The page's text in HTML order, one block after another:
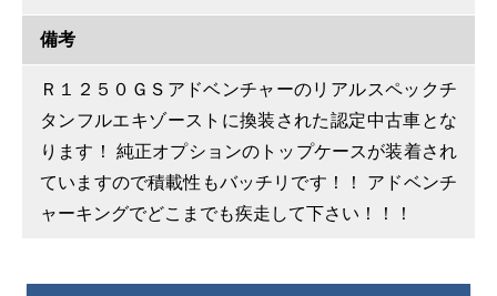
備考
Ｒ１２５０ＧＳアドベンチャーのリアルスペックチ
タンフルエキゾーストに換装された認定中古車とな
ります！ 純正オプションのトップケースが装着され
ていますので積載性もバッチリです！！ アドベンチ
ャーキングでどこまでも疾走して下さい！！！